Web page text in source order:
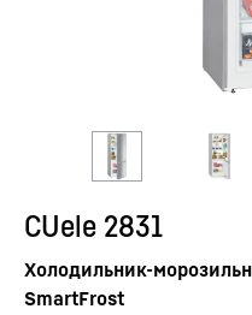
CUele 2831
Холодильник-
SmartFrost